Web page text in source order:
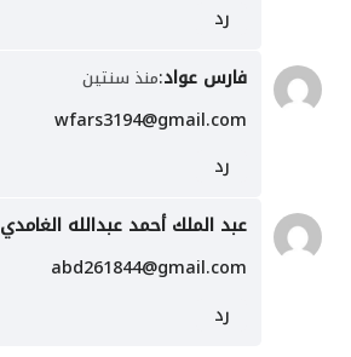
رد
فارس عواد:منذ سنتين
wfars3194@gmail.com
رد
عبد الملك أحمد عبدالله الغامدي
abd261844@gmail.com
رد